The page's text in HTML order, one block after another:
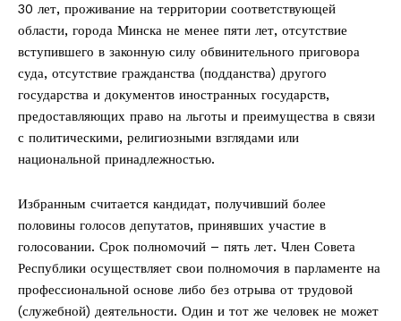
30 лет, проживание на территории соответствующей
области, города Минска не менее пяти лет, отсутствие
вступившего в законную силу обвинительного приговора
суда, отсутствие гражданства (подданства) другого
государства и документов иностранных государств,
предоставляющих право на льготы и преимущества в связи
с политическими, религиозными взглядами или
национальной принадлежностью.
Избранным считается кандидат, получивший более
половины голосов депутатов, принявших участие в
голосовании. Срок полномочий – пять лет. Член Совета
Республики осуществляет свои полномочия в парламенте на
профессиональной основе либо без отрыва от трудовой
(служебной) деятельности. Один и тот же человек не может